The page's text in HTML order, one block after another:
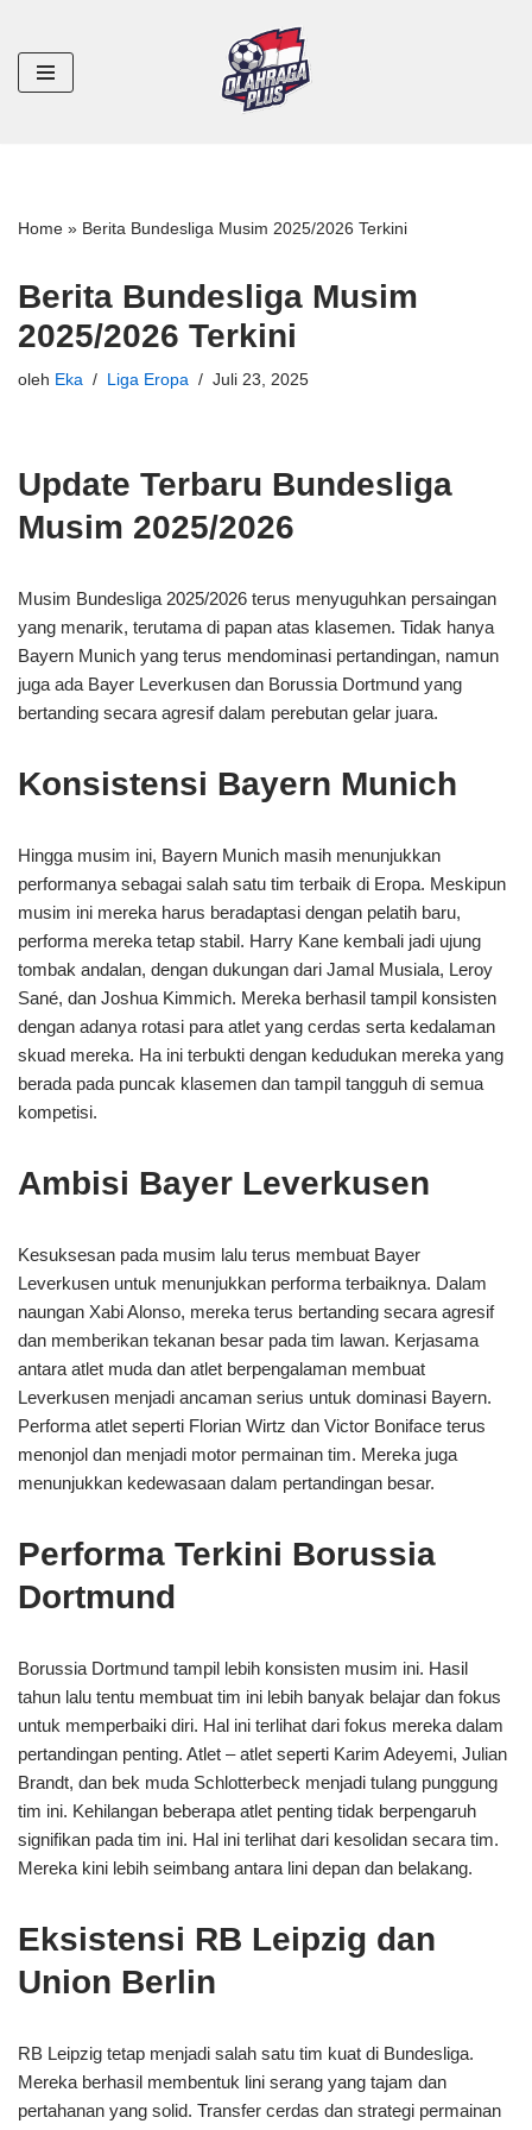
Lompat
ke
Home » Berita Bundesliga Musim 2025/2026 Terkini
Berita Bundesliga Musim
2025/2026 Terkini
oleh Eka Liga Eropa Juli 23, 2025
Update Terbaru Bundesliga
Musim 2025/2026
Musim Bundesliga 2025/2026 terus menyuguhkan persaingan
yang menarik, terutama di papan atas klasemen. Tidak hanya
Bayern Munich yang terus mendominasi pertandingan, namun
juga ada Bayer Leverkusen dan Borussia Dortmund yang
bertanding secara agresif dalam perebutan gelar juara.
Konsistensi Bayern Munich
Hingga musim ini, Bayern Munich masih menunjukkan
performanya sebagai salah satu tim terbaik di Eropa. Meskipun
musim ini mereka harus beradaptasi dengan pelatih baru,
performa mereka tetap stabil. Harry Kane kembali jadi ujung
tombak andalan, dengan dukungan dari Jamal Musiala, Leroy
Sané, dan Joshua Kimmich. Mereka berhasil tampil konsisten
dengan adanya rotasi para atlet yang cerdas serta kedalaman
skuad mereka. Ha ini terbukti dengan kedudukan mereka yang
berada pada puncak klasemen dan tampil tangguh di semua
kompetisi.
Ambisi Bayer Leverkusen
Kesuksesan pada musim lalu terus membuat Bayer
Leverkusen untuk menunjukkan performa terbaiknya. Dalam
naungan Xabi Alonso, mereka terus bertanding secara agresif
dan memberikan tekanan besar pada tim lawan. Kerjasama
antara atlet muda dan atlet berpengalaman membuat
Leverkusen menjadi ancaman serius untuk dominasi Bayern.
Performa atlet seperti Florian Wirtz dan Victor Boniface terus
menonjol dan menjadi motor permainan tim. Mereka juga
menunjukkan kedewasaan dalam pertandingan besar.
Performa Terkini Borussia
Dortmund
Borussia Dortmund tampil lebih konsisten musim ini. Hasil
tahun lalu tentu membuat tim ini lebih banyak belajar dan fokus
untuk memperbaiki diri. Hal ini terlihat dari fokus mereka dalam
pertandingan penting. Atlet – atlet seperti Karim Adeyemi, Julian
Brandt, dan bek muda Schlotterbeck menjadi tulang punggung
tim ini. Kehilangan beberapa atlet penting tidak berpengaruh
signifikan pada tim ini. Hal ini terlihat dari kesolidan secara tim.
Mereka kini lebih seimbang antara lini depan dan belakang.
Eksistensi RB Leipzig dan
Union Berlin
RB Leipzig tetap menjadi salah satu tim kuat di Bundesliga.
Mereka berhasil membentuk lini serang yang tajam dan
pertahanan yang solid. Transfer cerdas dan strategi permainan